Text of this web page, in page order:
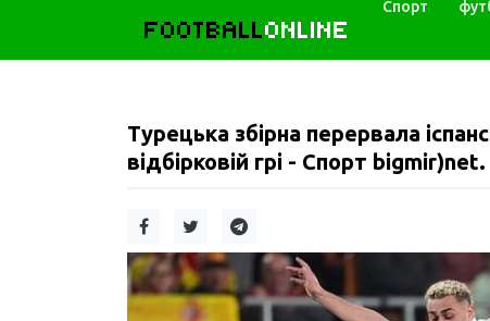
FOOTBALLONLINE
Спорт
Турецька збірна перервала
відбірковій грі - Спорт bigmir)net.